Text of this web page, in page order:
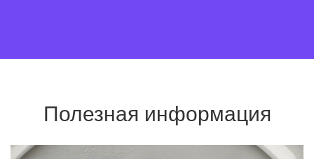
Полезная информация